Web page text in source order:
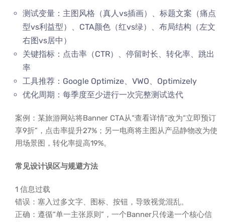
测试变量：主图风格（真人vs插画）、标题文案（痛点
型vs利益型）、CTA颜色（红vs绿）、布局结构（左文
右图vs居中）
关键指标：点击率（CTR）、停留时长、转化率、跳出
率
工具推荐：Google Optimize、VWO、Optimizely
优化周期：每季度至少进行一次完整测试迭代
案例：某旅游网站将Banner CTA从“查看详情”改为“立即预订
享9折”，点击率提升27%；另一电商将主图从产品静物改为使
用场景图，转化率提高19%。
常见设计误区与规避方法
1 信息过载
错误：塞入过多文字、图标、按钮，导致视觉混乱。
正确：遵循“单一主张原则”，一个Banner只传递一个核心信